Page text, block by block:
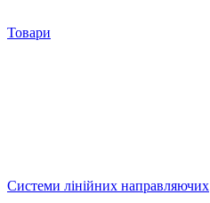
Товари
Системи лінійних направляючих